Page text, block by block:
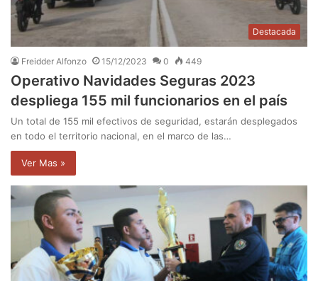
Destacada
Freidder Alfonzo 15/12/2023 0 449
Operativo Navidades Seguras 2023
despliega 155 mil funcionarios en el país
Un total de 155 mil efectivos de seguridad, estarán desplegados
en todo el territorio nacional, en el marco de las…
Ver Mas »